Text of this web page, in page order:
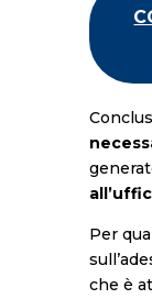
Per
che è